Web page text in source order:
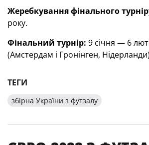
Жеребкування фінального
року.
Фінальний турнір: 9 cічня — 6
(Амстердам і Гронінген,
ТЕГИ
збірна України з футзалу